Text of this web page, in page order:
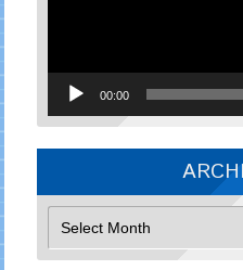
00:00